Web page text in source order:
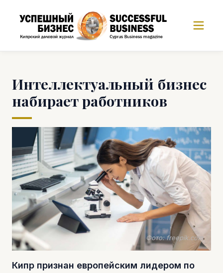
Интеллектуальный бизнес
набирает работников
Фото: freepik.com
Кипр признан европейским лидером по